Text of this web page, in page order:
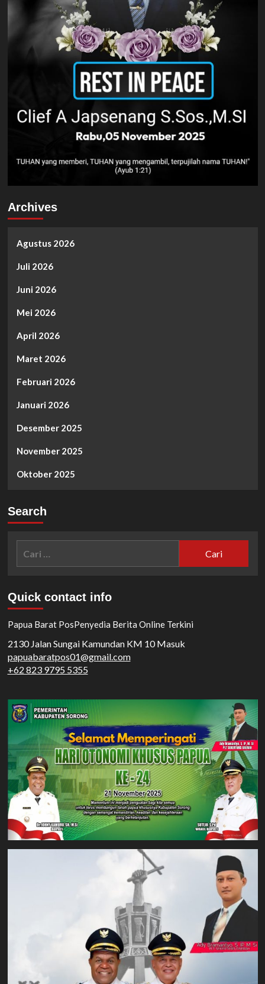
Archives
Agustus 2026
Juli 2026
Juni 2026
Mei 2026
April 2026
Maret 2026
Februari 2026
Januari 2026
Desember 2025
November 2025
Oktober 2025
Search
Quick contact info
Papua Barat PosPenyedia Berita Online Terkini
2130 Jalan Sungai Kamundan KM 10 Masuk
papuabaratpos01@gmail.com
+62 823 9795 5355